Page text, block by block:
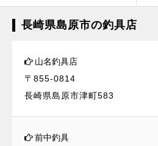
長崎県島原市の釣具店
山名釣具店
〒855-0814
長崎県島原市津町583
前中釣具